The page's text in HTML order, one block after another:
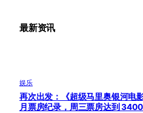
最新资讯
娱乐
再次出发：《超级马里奥银河电
月票房纪录，周三票房达到